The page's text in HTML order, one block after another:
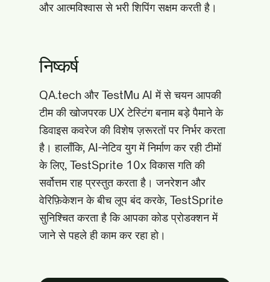
और आत्मविश्वास से भरी शिपिंग सक्षम करती है।
निष्कर्ष
QA.tech और TestMu AI में से चयन आपकी
टीम की खोजपरक UX टेस्टिंग बनाम बड़े पैमाने के
डिवाइस कवरेज की विशेष ज़रूरतों पर निर्भर करता
है। हालाँकि, AI-नेटिव युग में निर्माण कर रही टीमों
के लिए, TestSprite 10x विकास गति की
सर्वोत्तम राह प्रस्तुत करता है। जनरेशन और
वेरिफ़िकेशन के बीच लूप बंद करके, TestSprite
सुनिश्चित करता है कि आपका कोड प्रोडक्शन में
जाने से पहले ही काम कर रहा हो।